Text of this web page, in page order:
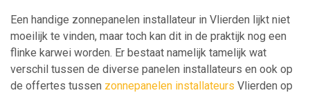
Een handige zonnepanelen installateur in Vlierden lijkt niet
moeilijk te vinden, maar toch kan dit in de praktijk nog een
flinke karwei worden. Er bestaat namelijk tamelijk wat
verschil tussen de diverse panelen installateurs en ook op
de offertes tussen zonnepanelen installateurs Vlierden op